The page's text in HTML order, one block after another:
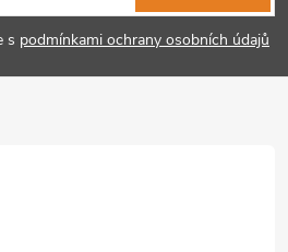
s podmínkami ochrany osobních údajů